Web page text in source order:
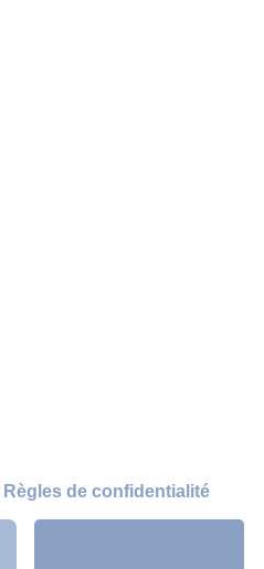
Règles de confidentialité